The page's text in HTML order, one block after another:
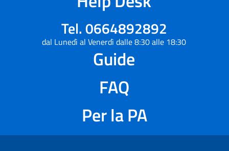
Tel. 0664892892
dal Lunedì al Venerdì dalle 8:30 alle 18:30
Guide
FAQ
Per la PA